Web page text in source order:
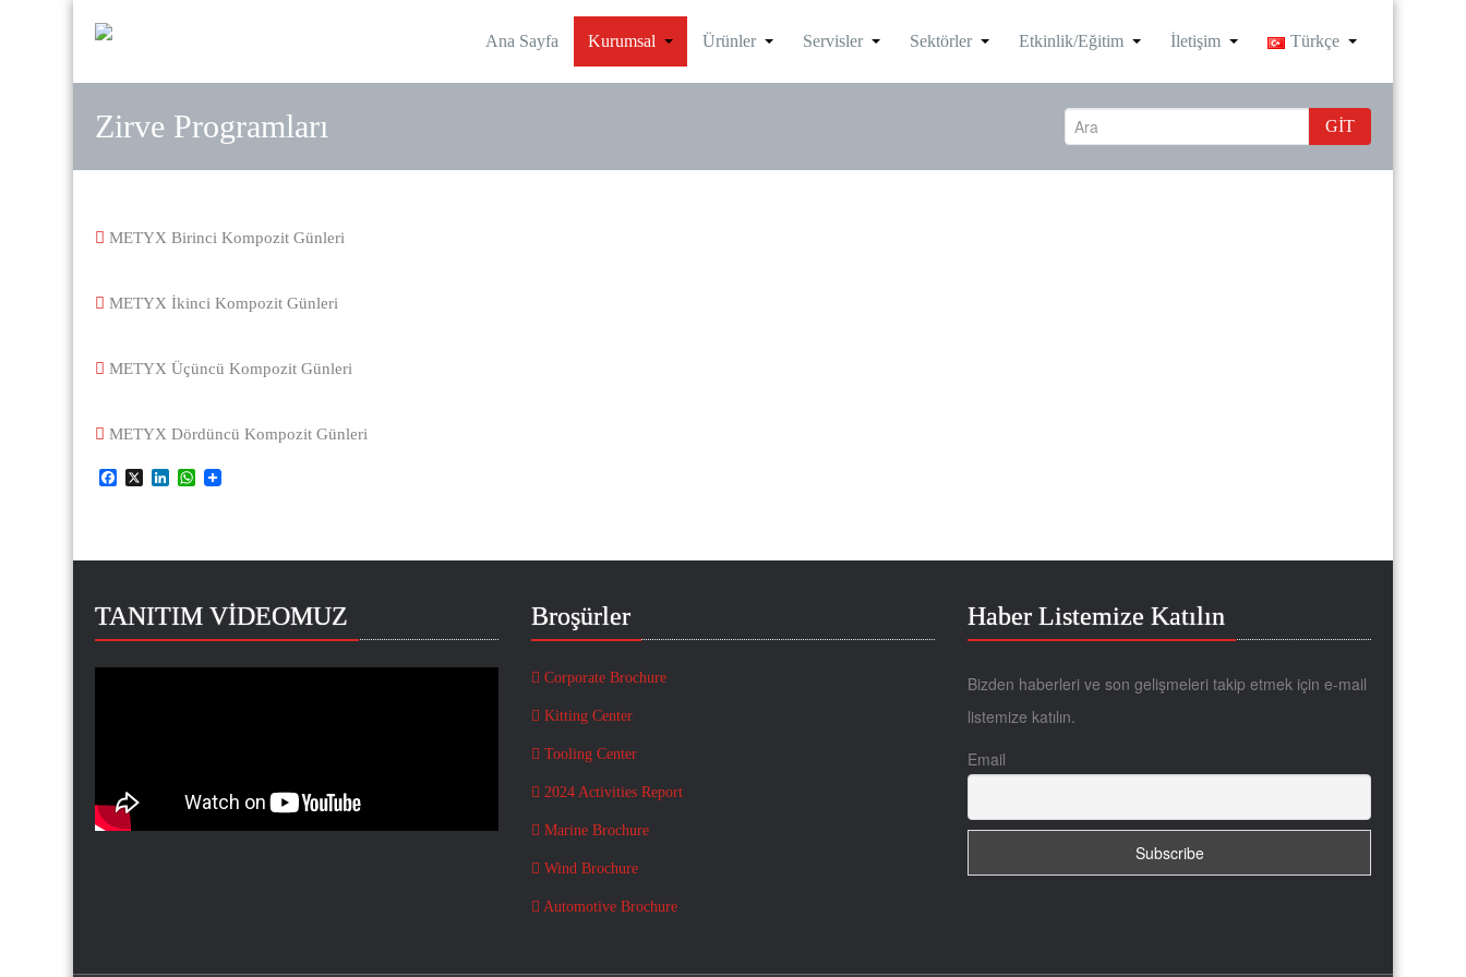
Ana Sayfa Kurumsal Ürünler Servisler Sektörler Etkinlik/Eğitim İletişim Türkçe
Zirve Programları GIT
METYX Birinci Kompozit Günleri
METYX İkinci Kompozit Günleri
METYX Üçüncü Kompozit Günleri
METYX Dördüncü Kompozit Günleri
Facebook
X LinkedInWhatsApp
TANITIM VİDEOMUZ Broşürler
Corporate Brochure
Kitting Center
Tooling Center
2024 Activities Report
Marine Brochure
Wind Brochure
Automotive Brochure
Haber Listemize Katılın
Bizden haberleri ve son gelişmeleri takip etmek için e-mail
listemize katılın.
Email